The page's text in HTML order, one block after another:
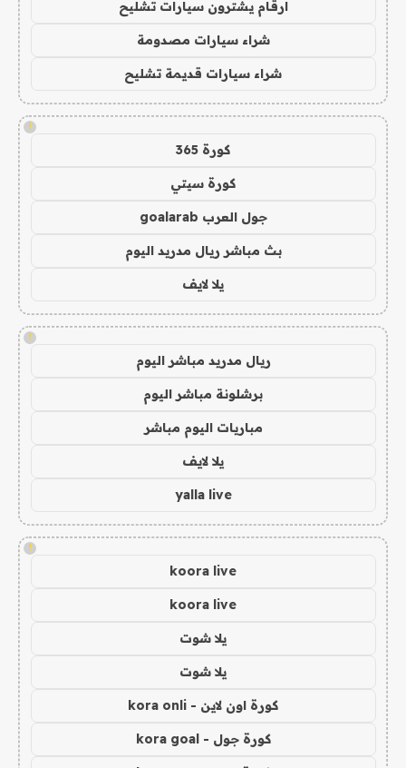
ارقام يشترون سيارات تشليح
شراء سيارات مصدومة
شراء سيارات قديمة تشليح
!
كورة 365
كورة سيتي
جول العرب goalarab
بث مباشر ريال مدريد اليوم
يلا لايف
!
ريال مدريد مباشر اليوم
برشلونة مباشر اليوم
مباريات اليوم مباشر
يلا لايف
yalla live
!
koora live
koora live
يلا شوت
يلا شوت
كورة اون لاين - kora onli
كورة جول - kora goal